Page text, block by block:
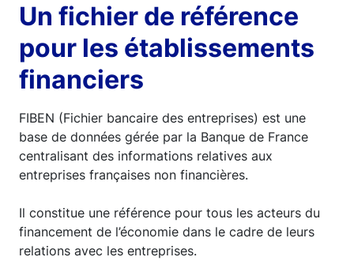
Un fichier de référence
pour les établissements
financiers
FIBEN (Fichier bancaire des entreprises) est une
base de données gérée par la Banque de France
centralisant des informations relatives aux
entreprises françaises non financières.
Il constitue une référence pour tous les acteurs du
financement de l’économie dans le cadre de leurs
relations avec les entreprises.